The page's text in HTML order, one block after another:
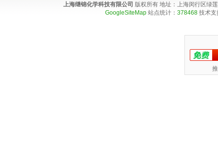
上海继锦化学科技有限公司 版权所有 地址：上海闵行区绿
GoogleSiteMap 站点统计： 378468 技术支